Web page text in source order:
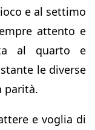
e al settimo
attento e
al quarto e
le diverse
parità.
e voglia di